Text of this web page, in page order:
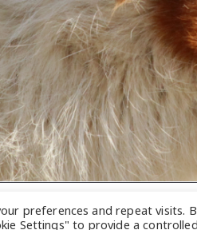
preferences and repeat visits.
Settings" to provide a controlled